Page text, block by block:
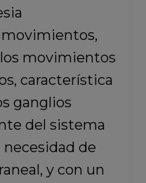
movimientos,
movimientos
característica
ganglios
del sistema
de
y con un